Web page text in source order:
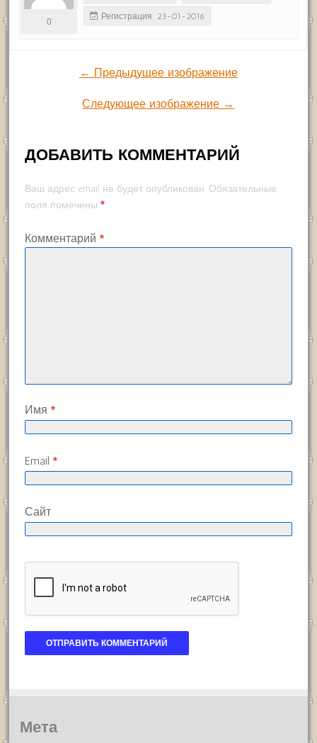
0
Регистрация: 23-01-2016
← Предыдущее изображение
Следующее изображение →
ДОБАВИТЬ КОММЕНТАРИЙ
Ваш адрес email не будет опубликован. Обязательные
поля помечены *
Комментарий *
Имя *
Email *
Сайт
Мета